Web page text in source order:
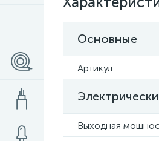
Основные
Артикул
Выходная